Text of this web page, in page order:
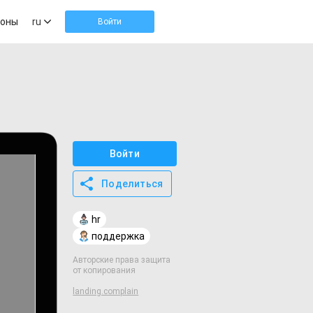
ru Войти
Войти
Поделиться
hr
поддержка
Авторские права защита
от копирования
landing.complain